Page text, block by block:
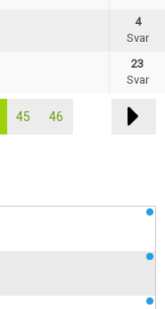
4
Svar
23
Svar
45 46